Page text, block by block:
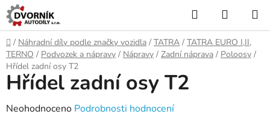
Přejít
na
obsah
Hledat
KOŠÍK
Domů
/ Náhradní díly podle značky vozidla / TATRA / TATRA EURO I,II,
TERNO / Podvozek a nápravy / Nápravy / Zadní náprava / Poloosy /
Hřídel zadní osy T2
Hřídel zadní osy T2
Průměrné
Neohodnoceno Podrobnosti hodnocení